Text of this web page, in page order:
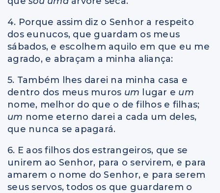
4. Porque assim diz o Senhor a respeito
dos eunucos, que guardam os meus
sábados, e escolhem aquilo em que eu me
agrado, e abraçam a minha aliança:
5. Também lhes darei na minha casa e
dentro dos meus muros um lugar e um
nome, melhor do que o de filhos e filhas;
um nome eterno darei a cada um deles,
que nunca se apagará.
6. E aos filhos dos estrangeiros, que se
unirem ao Senhor, para o servirem, e para
amarem o nome do Senhor, e para serem
seus servos, todos os que guardarem o